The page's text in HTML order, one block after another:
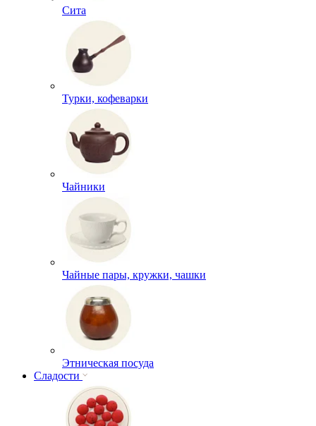
Сита
Турки, кофеварки
Чайники
Чайные пары, кружки, чашки
Этническая посуда
Сладости